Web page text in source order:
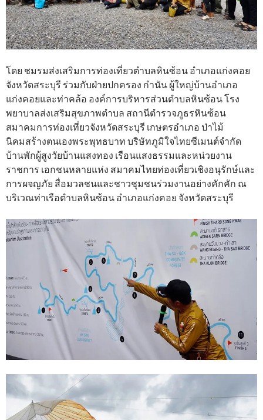
โดย ชมรมส่งเสริมการท่องเที่ยวตำบลหินซ้อน อำเภอแก่งคอย
จังหวัดสระบุรี ร่วมกับฝ่ายปกครอง กำนัน ผู้ใหญ่บ้านอำเภอ
แก่งคอยและท่าคล้อ องค์การบริหารส่วนตำบลหินซ้อน โรง
พยาบาลส่งเสริมสุขภาพตำบล สถานีตำรวจภูธรหินซ้อน
สมาคมการท่องเที่ยวจังหวัดสระบุรี เกษตรอำเภอ ป่าไม้
นิคมสร้างตนเองพระพุทธบาท บริษัทภูมิใจไทยซีเมนต์จำกัด
บ้านพักผู้สูงวัยบ้านแสงทอง เรือนแสงธรรมและหน่วยงาน
ราชการ เอกชนหลายแห่ง สมาคมไทยท่องเที่ยวเชิงอนุรักษ์และ
การผจญภัย สื่อมวลชนและชาวชุมชนร่วมงานอย่างคักคัก ณ
บริเวณท่าเรือตำบลหินซ้อน อำเภอแก่งคอย จังหวัดสระบุรี